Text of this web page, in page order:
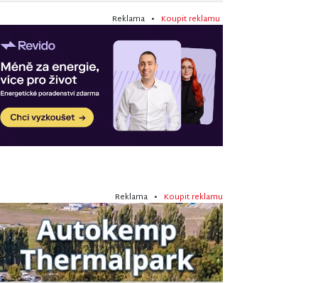
Reklama • Koupit reklamu
Reklama • Koupit reklamu